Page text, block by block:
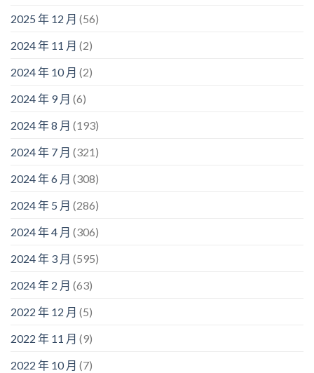
2025 年 12 月 (56)
2024 年 11 月 (2)
2024 年 10 月 (2)
2024 年 9 月 (6)
2024 年 8 月 (193)
2024 年 7 月 (321)
2024 年 6 月 (308)
2024 年 5 月 (286)
2024 年 4 月 (306)
2024 年 3 月 (595)
2024 年 2 月 (63)
2022 年 12 月 (5)
2022 年 11 月 (9)
2022 年 10 月 (7)